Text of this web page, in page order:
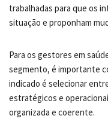
trabalhadas para que os
situação e proponham
Para os gestores em
segmento, é importante
indicado é selecionar
estratégicos e
organizada e coerente.